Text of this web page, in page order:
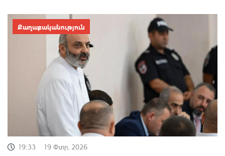
19:33 19 Փտր, 2026
Քաղաքականություն